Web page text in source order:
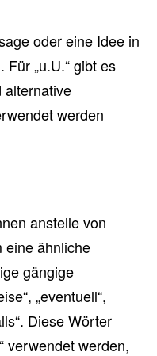
oder eine Idee in
„u.U.“ gibt es
alternative
werden
anstelle von
eine ähnliche
gängige
„eventuell“,
Diese Wörter
verwendet werden,